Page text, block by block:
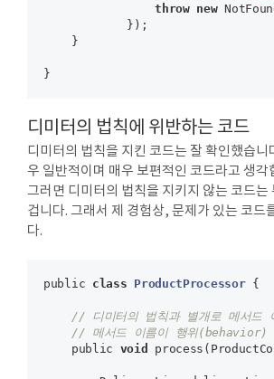
throw new
            });
    }
디미터의 법칙에 위반하는 코드
디미터의 법칙을 지킨 코드는 잘 확인했습니
우 일반적이며 매우 보편적인 코드라고 생각
그러면 디미터의 법칙을 지키지 않는 코드는
겁니다. 그래서 제 경험상, 문제가 있는 코드
다.
public class ProductProcessor {
// 디미터의 법칙과 별개로 메서드
// 메서드 이름이 행위(behavior)
    public
void